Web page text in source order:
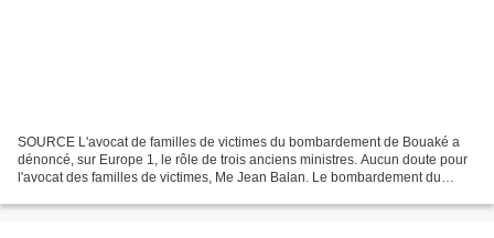
SOURCE L'avocat de familles de victimes du bombardement de Bouaké a
dénoncé, sur Europe 1, le rôle de trois anciens ministres. Aucun doute pour
l'avocat des familles de victimes, Me Jean Balan. Le bombardement du